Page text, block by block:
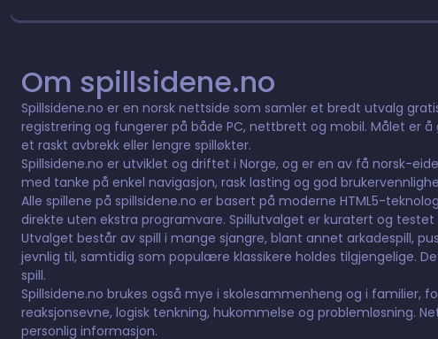
Om spillsidene.no
Spillsidene.no er en norsk nettside som samler et bredt utvalg
registrering og fungerer på både PC, nettbrett og mobil. Målet er
et raskt avbrekk eller lengre spilløkter.
Spillsidene.no er utviklet og driftet i Norge, og er en av få norsk-
med tanke på enkel navigasjon, rask lasting og god
Alle spillene på spillsidene.no er basert på moderne HTML5-
direkte uten ekstra programvare. Spillutvalget er kuratert og
Utvalget består av spill i mange sjangre, blant annet arkadespill,
jevnlig til, samtidig som populære klassikere holdes tilgjengelige.
spill.
Spillsidene.no brukes også mye i skolesammenheng og i
reaksjonsevne, logisk tenkning, hukommelse og
personlig informasjon.